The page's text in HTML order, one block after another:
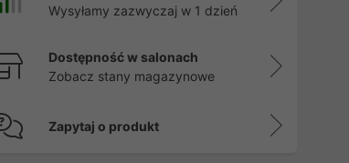
Wysyłamy zazwyczaj w 1 dzień
Dostępność w salonach
Zobacz stany magazynowe
Zapytaj o produkt